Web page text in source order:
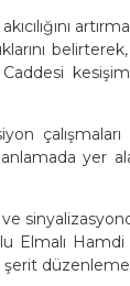
yer
Elmalı
şerit